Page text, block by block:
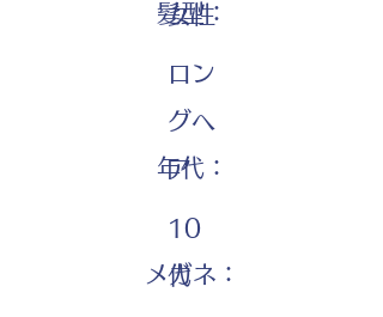
女性
髪型：
ロン
グヘ
ア
年代：
10
代
メガネ：